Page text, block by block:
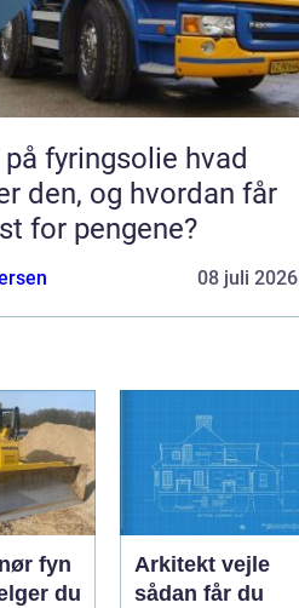
fyringsolie hvad
den, og hvordan får
for pengene?
08 juli 2026
fyn
du
Arkitekt vejle
sådan får du